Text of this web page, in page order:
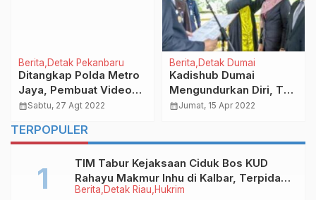
Berita Detak Pekanbaru
Ditangkap Polda Metro
Jaya, Pembuat Video
Tiktok Sambo Akhirnya
calendar_monthSabtu, 27 Agt 2022
Berita Detak Dumai
Kadishub Dumai
Mengundurkan Diri, Tak
Cocok Basis Keilmuan
calendar_monthJumat, 15 Apr 2022
TERPOPULER
Berita Detak Riau Hukrim
TIM Tabur Kejaksaan Ciduk Bos KUD
Rahayu Makmur Inhu di Kalbar, Terpidana
Kredit Fiktif Rp2,8 M